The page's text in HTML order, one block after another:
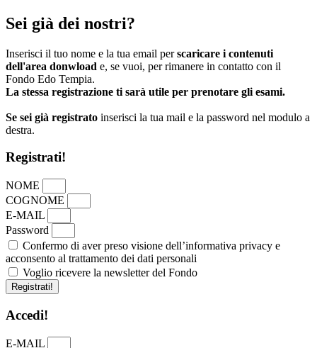
Sei già dei nostri?
Inserisci il tuo nome e la tua email perscaricare i contenuti
dell'area donwload e, se vuoi, per rimanere in contatto con il
Fondo Edo Tempia.
La stessa registrazione ti sarà utile per prenotare gli esami.
Se sei già registrato inserisci la tua mail e la password nel modulo a
destra.
Registrati!
NOME
COGNOME
E-MAIL
Password
Confermo di aver preso visione dell’informativa privacy e
acconsento al trattamento dei dati personali
Voglio ricevere la newsletter del Fondo
Registrati!
Accedi!
E-MAIL